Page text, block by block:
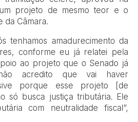
projeto de mesmo teor e o
da Câmara.
tenhamos amadurecimento da
conforme eu já relatei pela
ao projeto que o Senado já
acredito que vai haver
porque esse projeto [de
só busca justiça tributária. Ele
com neutralidade fiscal”,